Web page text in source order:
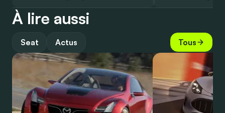
À lire aussi
Seat Actus Tous